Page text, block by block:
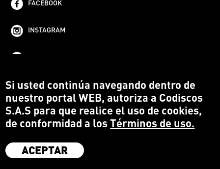
FACEBOOK
INSTAGRAM
Codiscos S.A.S
Si usted continúa navegando dentro de
nuestro portal WEB, autoriza a Codiscos
S.A.S para que realice el uso de cookies,
de conformidad a losTérminos de uso.
ACEPTAR